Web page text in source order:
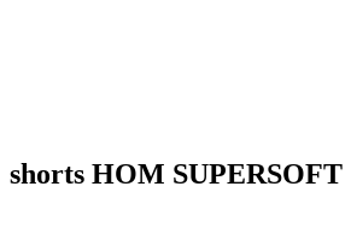
shorts HOM SUPERSOFT